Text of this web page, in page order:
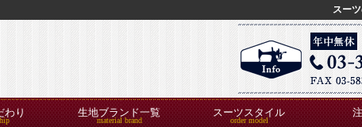
スー
わり 生地ブランド一覧 スーツスタイル